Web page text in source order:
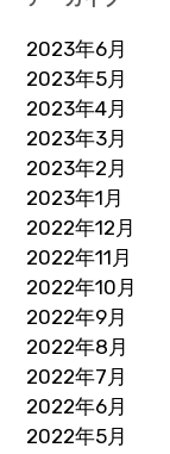
2023年6月
2023年5月
2023年4月
2023年3月
2023年2月
2023年1月
2022年12月
2022年11月
2022年10月
2022年9月
2022年8月
2022年7月
2022年6月
2022年5月